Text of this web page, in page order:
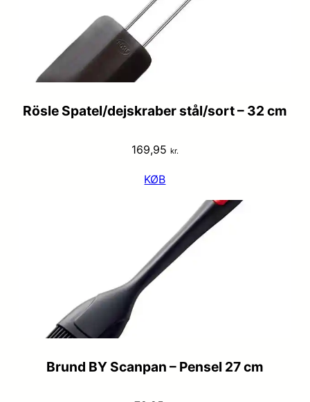
Rösle Spatel/dejskraber stål/sort – 32 cm
169,95 kr.
KØB
Brund BY Scanpan – Pensel 27 cm